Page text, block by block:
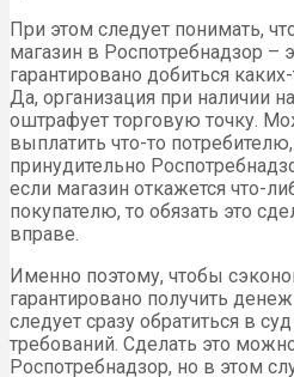
При этом следует понимать,
магазин в Роспотребнадзор –
гарантировано добиться
Да, организация при наличии
оштрафует торговую точку.
выплатить что-то
принудительно
если магазин откажется что-
покупателю, то обязать это
вправе.
Именно поэтому, чтобы
гарантировано получить
следует сразу обратиться в
требований. Сделать это
Роспотребнадзор, но в этом